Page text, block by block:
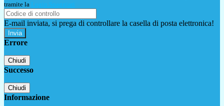
tramite la Login Spaggiari
E-mail inviata, si prega di controllare la casella di posta elettronica!
Errore
Chiudi
Successo
Chiudi
Informazione